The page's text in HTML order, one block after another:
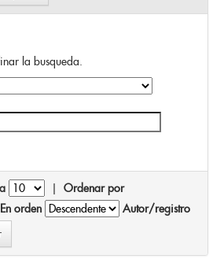
la busqueda.
| Ordenar por
En orden
Autor/registro